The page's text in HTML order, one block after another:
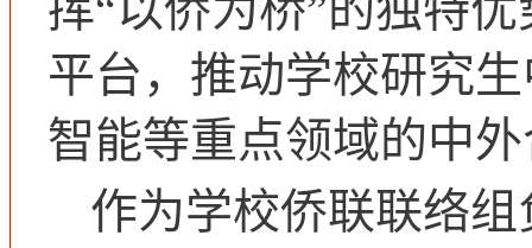
平台，推动学校研究
智能等重点领域的中
作为学校侨联联络